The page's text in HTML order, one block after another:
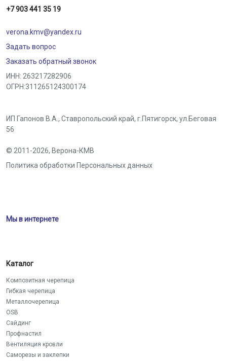
+7 903 441 35 19
verona.kmv@yandex.ru
Задать вопрос
Заказать обратный звонок
ИНН: 263217282906
ОГРН:311265124300174
ИП Гапонов В.А., Ставропольский край, г.Пятигорск, ул.Беговая
56
© 2011-2026, Верона-КМВ
Политика обработки Персональных данных
Мы в интернете
Каталог
Композитная черепица
Гибкая черепица
Металлочерепица
OSB
Сайдинг
Профнастил
Вентиляция кровли
Саморезы и заклепки